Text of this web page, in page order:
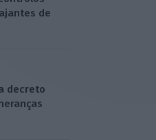
de
decreto